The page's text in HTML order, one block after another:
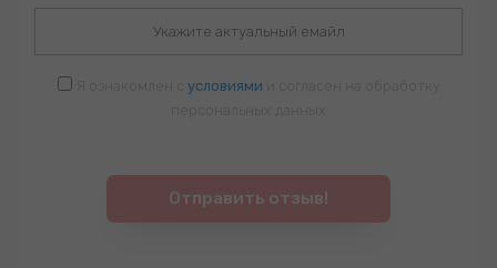
условиями